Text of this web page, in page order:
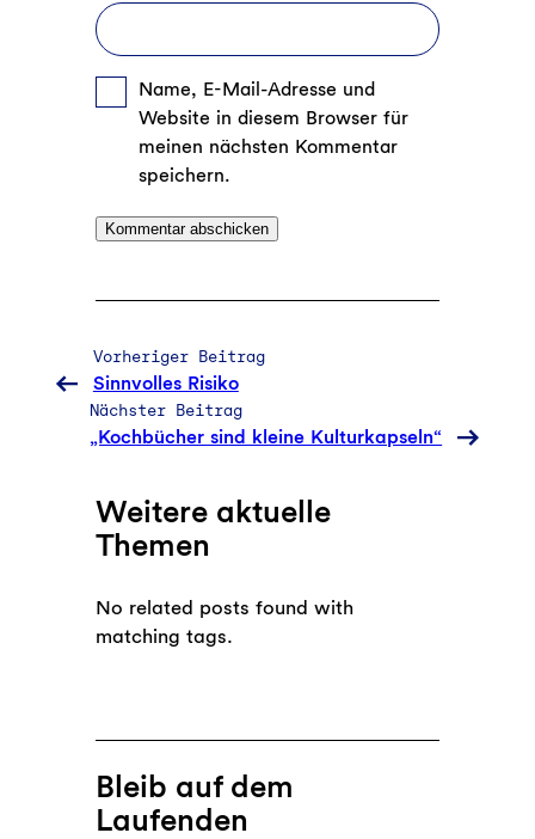
Name, E-Mail-Adresse und
Website in diesem Browser für
meinen nächsten Kommentar
speichern.
Vorheriger Beitrag
Sinnvolles Risiko
Nächster Beitrag
„Kochbücher sind kleine Kulturkapseln“
Weitere aktuelle
Themen
No related posts found with
matching tags.
Bleib auf dem
Laufenden